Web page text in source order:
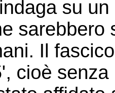
su
sarebbero
Il
cioè